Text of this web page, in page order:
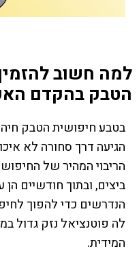
למה חשוב
הטבק בהקדם
בטבע חיפושית הטבק
הגיעה דרך סחורה לא
ביצים, ובתוך חודשיים
הנדרשים כדי להפוך
לה פוטנציאל נזק גדול
המידית.